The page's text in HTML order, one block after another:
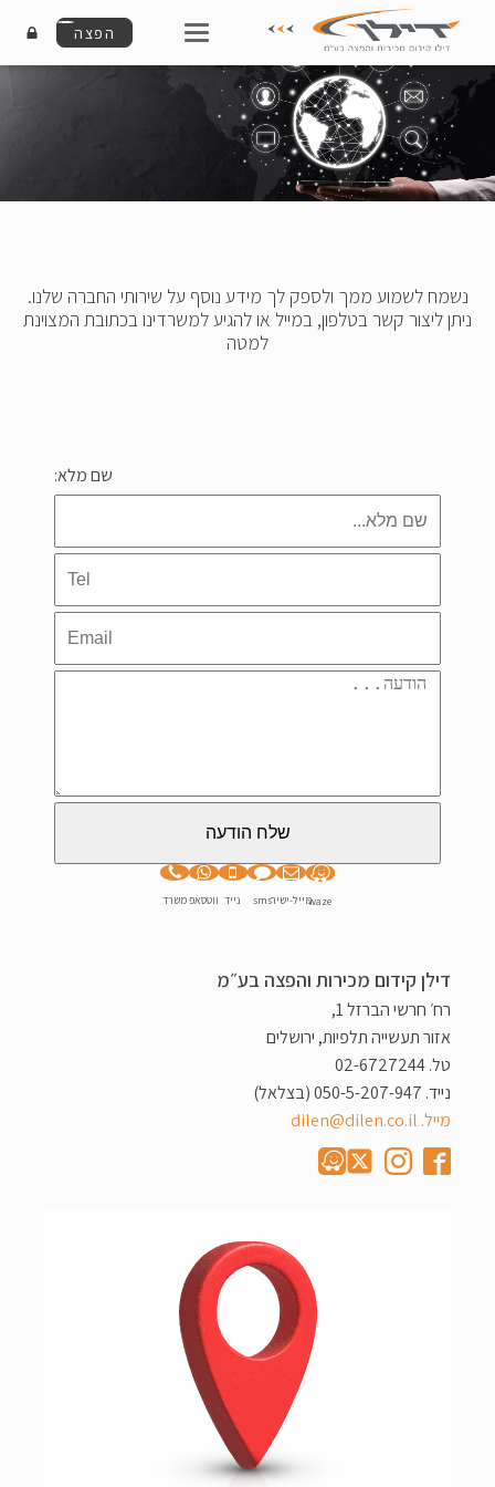
הפצה
נשמח לשמוע ממך ולספק לך מידע נוסף על שירותי החברה שלנו.
ניתן ליצור קשר בטלפון, במייל או להגיע למשרדינו בכתובת המצוינת
למטה
שם מלא:
משרדווטסאפ נייד smsמייל-ישירwaze
דילן קידום מכירות והפצה בע״מ
רח׳ חרשי הברזל 1,
אזור תעשייה תלפיות, ירושלים
טל. 02-6727244
נייד. 050-5-207-947 (בצלאל)
מייל. dilen@dilen.co.il